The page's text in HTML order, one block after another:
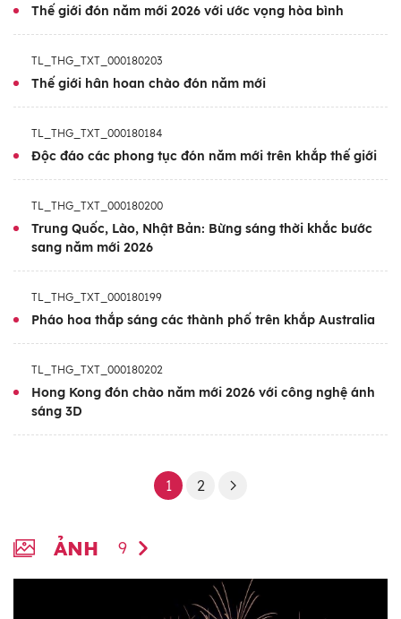
Thế giới đón năm mới 2026 với ước vọng hòa bình
TL_THG_TXT_000180203
Thế giới hân hoan chào đón năm mới
TL_THG_TXT_000180184
Độc đáo các phong tục đón năm mới trên khắp thế giới
TL_THG_TXT_000180200
Trung Quốc, Lào, Nhật Bản: Bừng sáng thời khắc bước
sang năm mới 2026
TL_THG_TXT_000180199
Pháo hoa thắp sáng các thành phố trên khắp Australia
TL_THG_TXT_000180202
Hong Kong đón chào năm mới 2026 với công nghệ ánh
sáng 3D
1 2
ẢNH 9